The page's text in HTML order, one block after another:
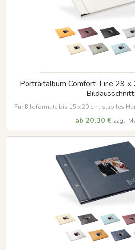
Portraitalbum Comfort-Line 29 x
Bildausschnitt
Für Bildformate bis 15 x 20 cm, stabiles
ab 20,30 € zzgl.